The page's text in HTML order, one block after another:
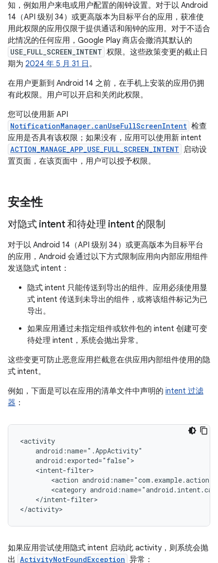
知，例如用户来电或用户配置的闹钟设置。对于以 Android
14（API 级别 34）或更高版本为目标平台的应用，获准使
用此权限的应用仅限于提供通话和闹钟的应用。对于不适合
此情况的任何应用，Google Play 商店会撤消其默认的
USE_FULL_SCREEN_INTENT 权限。这些政策变更的截止日
期为 2024 年 5 月 31 日 。
在用户更新到 Android 14 之前，在手机上安装的应用仍拥
有此权限。用户可以开启和关闭此权限。
您可以使用新 API
NotificationManager.canUseFullScreenIntent 检查
应用是否具有该权限；如果没有，应用可以使用新 intent
ACTION_MANAGE_APP_USE_FULL_SCREEN_INTENT 启动设
置页面，在该页面中，用户可以授予权限。
安全性
对隐式 intent 和待处理 intent 的限制
对于以 Android 14（API 级别 34）或更高版本为目标平台
的应用，Android 会通过以下方式限制应用向内部应用组件
发送隐式 intent：
隐式 intent 只能传送到导出的组件。应用必须使用显
式 intent 传送到未导出的组件，或将该组件标记为已
导出。
如果应用通过未指定组件或软件包的 intent 创建可变
待处理 intent，系统会抛出异常。
这些变更可防止恶意应用拦截意在供应用内部组件使用的隐
式 intent。
例如，下面是可以在应用的清单文件中声明的 intent 过滤
器 ：
<action android:name="com.example.action.
<category
</intent-filter>
如果应用尝试使用隐式 intent 启动此 activity，则系统会抛
出 ActivityNotFoundException 异常：